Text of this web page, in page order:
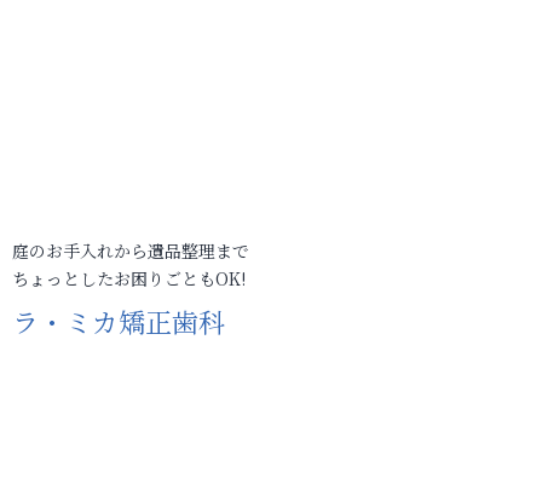
庭のお手入れから遺品整理まで
ちょっとしたお困りごともOK!
ラ・ミカ矯正歯科